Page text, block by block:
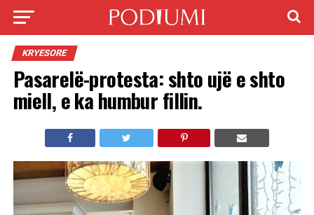
KRYESORE
Pasarelë-protesta: shto ujë e shto
miell, e ka humbur fillin.